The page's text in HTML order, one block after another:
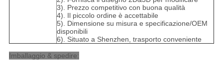
3). Prezzo competitivo con buona qualità
4). Il piccolo ordine è accettabile
5). Dimensione su misura e specificazione/OEM
disponibili
6). Situato a Shenzhen, trasporto conveniente
Imballaggio & spedire: